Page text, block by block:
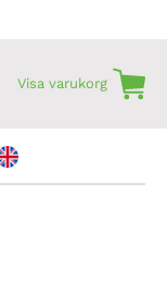
Visa varukorg